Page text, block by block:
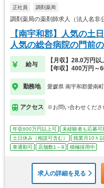
正社員 調剤薬局
調剤薬局の薬剤師求人（法人名
【南宇和郡】人気の土
人気の総合病院の門前の
給与
【月収】28.0万円
【年収】400万円～
勤務地 愛媛県 南宇和郡愛南町
アクセス ※お問い合わせくださ
年収600万円以上可 未経験者も応募可
土日休み（相談可含む）
残業月10ｈ
車通勤可
店舗数1～9 積極採用中
求人の詳細を見る